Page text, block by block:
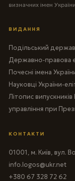
визначних імен України.
ВИДАННЯ
Подільський
Державно-правова
Почесні імена
Науковці України-
Літопис
управління при
КОНТАКТИ
01001, м. Київ, вул.
info.logos@ukr.net
+380 67 328 72 62